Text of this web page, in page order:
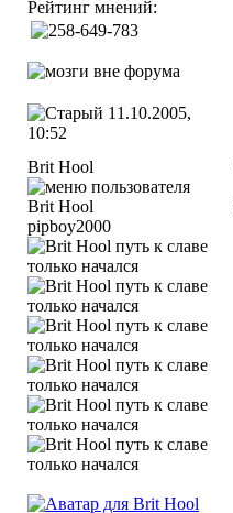
Рейтинг мнений:
11.10.2005,
10:52
Brit Hool
pipboy2000